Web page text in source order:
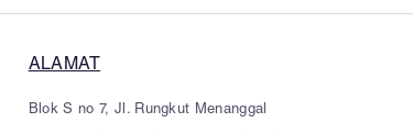
ALAMAT
Blok S no 7, Jl. Rungkut Menanggal